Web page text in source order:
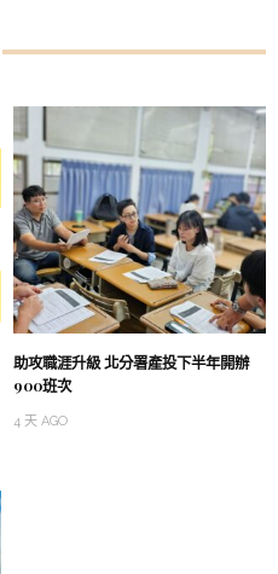
助攻職涯升級 北分署產投下半年開辦
900班次
4 天 AGO